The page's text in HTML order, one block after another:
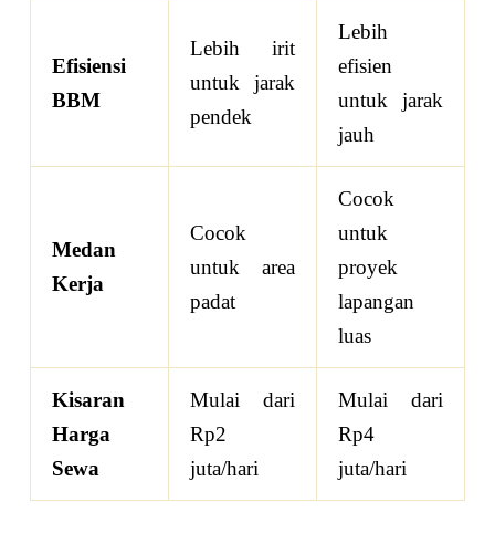
Efisiensi
BBM
Lebih irit
untuk jarak
pendek
Lebih
efisien
untuk jarak
jauh
Medan
Kerja
Cocok
untuk area
padat
Cocok
untuk
proyek
lapangan
luas
Kisaran
Harga
Sewa
Mulai dari
Rp2
juta/hari
Mulai dari
Rp4
juta/hari